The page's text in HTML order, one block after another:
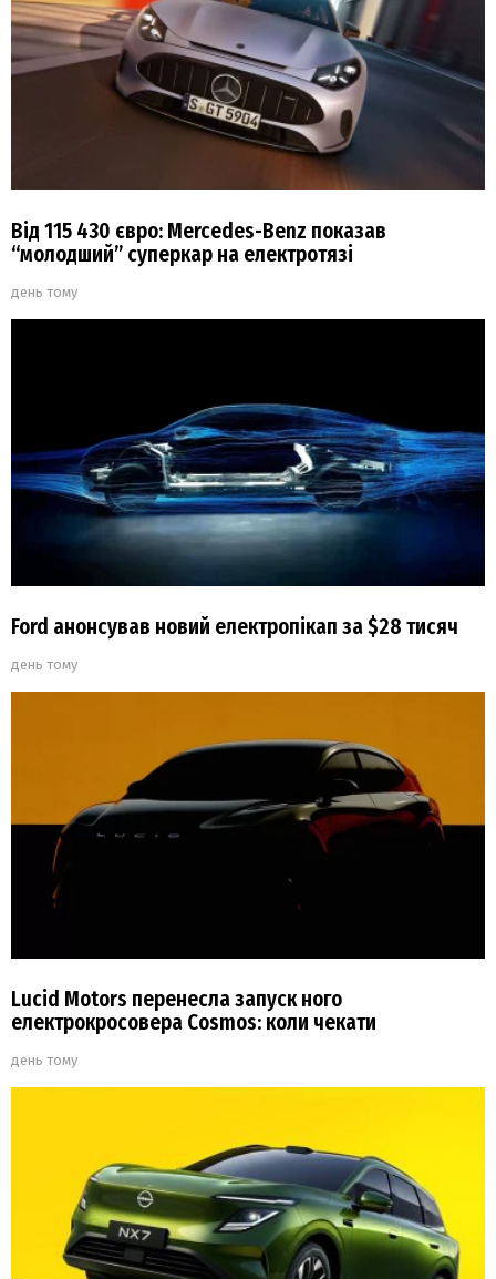
Від 115 430 євро: Mercedes-Benz показав
“молодший” суперкар на електротязі
день тому
Ford анонсував новий електропікап за $28 тисяч
день тому
Lucid Motors перенесла запуск ного
електрокросовера Cosmos: коли чекати
день тому